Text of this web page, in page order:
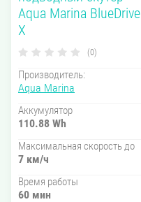
Aqua Marina BlueDrive
X
(0)
Производитель:
Aqua Marina
Аккумулятор
110.88 Wh
Максимальная скорость до
7 км/ч
Время работы
60 мин